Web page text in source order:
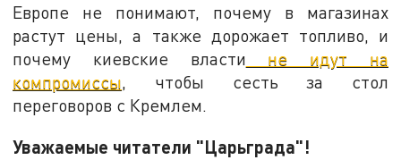
Европе не понимают, почему в магазинах
растут цены, а также дорожает топливо, и
почему киевские власти не идут на
компромиссы, чтобы сесть за стол
переговоров с Кремлем.
Уважаемые читатели "Царьграда"!